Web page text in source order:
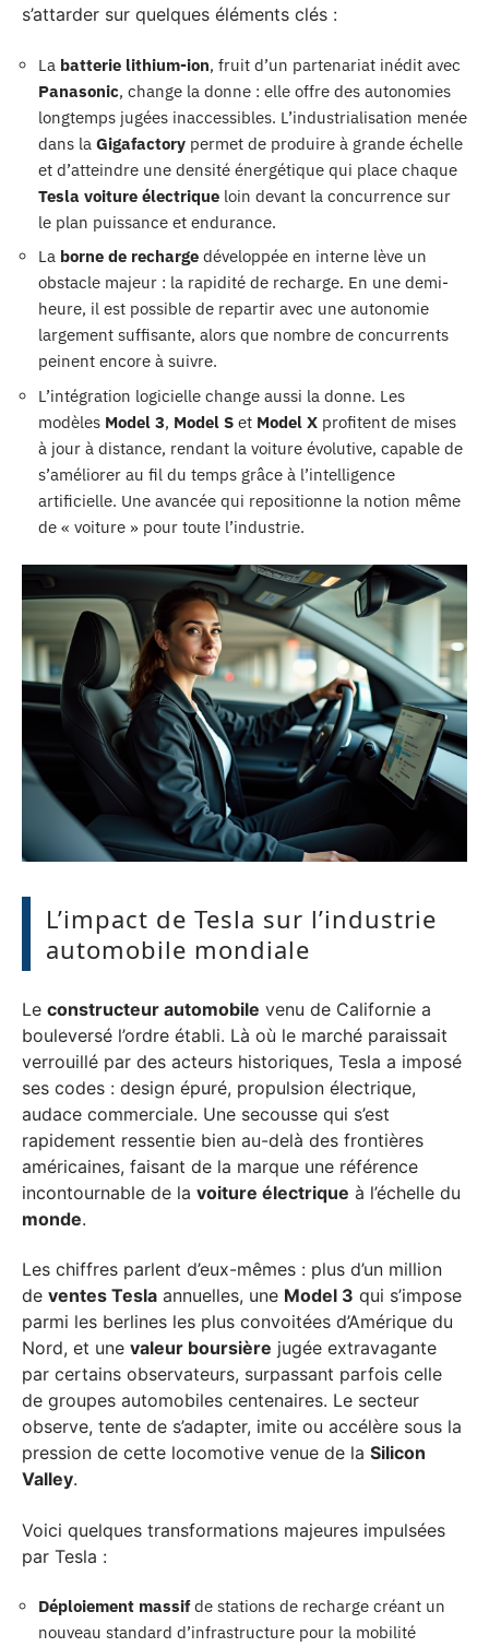
s’attarder sur quelques éléments clés :
La batterie lithium-ion, fruit d’un partenariat inédit avec
Panasonic, change la donne : elle offre des autonomies
longtemps jugées inaccessibles. L’industrialisation menée
dans la Gigafactory permet de produire à grande échelle
et d’atteindre une densité énergétique qui place chaque
Tesla voiture électrique loin devant la concurrence sur
le plan puissance et endurance.
La borne de recharge développée en interne lève un
obstacle majeur : la rapidité de recharge. En une demi-
heure, il est possible de repartir avec une autonomie
largement suffisante, alors que nombre de concurrents
peinent encore à suivre.
L’intégration logicielle change aussi la donne. Les
modèles Model 3, Model S et Model X profitent de mises
à jour à distance, rendant la voiture évolutive, capable de
s’améliorer au fil du temps grâce à l’intelligence
artificielle. Une avancée qui repositionne la notion même
de « voiture » pour toute l’industrie.
L’impact de Tesla sur l’industrie
automobile mondiale
Le constructeur automobile venu de Californie a
bouleversé l’ordre établi. Là où le marché paraissait
verrouillé par des acteurs historiques, Tesla a imposé
ses codes : design épuré, propulsion électrique,
audace commerciale. Une secousse qui s’est
rapidement ressentie bien au-delà des frontières
américaines, faisant de la marque une référence
incontournable de la voiture électrique à l’échelle du
monde.
Les chiffres parlent d’eux-mêmes : plus d’un million
de ventes Tesla annuelles, une Model 3 qui s’impose
parmi les berlines les plus convoitées d’Amérique du
Nord, et une valeur boursière jugée extravagante
par certains observateurs, surpassant parfois celle
de groupes automobiles centenaires. Le secteur
observe, tente de s’adapter, imite ou accélère sous la
pression de cette locomotive venue de la Silicon
Valley.
Voici quelques transformations majeures impulsées
par Tesla :
Déploiement massifde stations de recharge créant un
nouveau standard d’infrastructure pour la mobilité